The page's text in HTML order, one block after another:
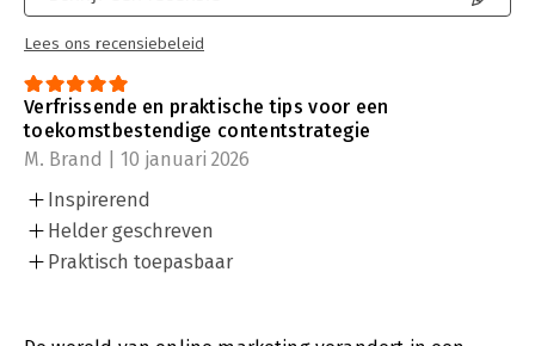
Lees ons recensiebeleid
Verfrissende en praktische tips voor een
toekomstbestendige contentstrategie
M. Brand | 10 januari 2026
Inspirerend
Helder geschreven
Praktisch toepasbaar